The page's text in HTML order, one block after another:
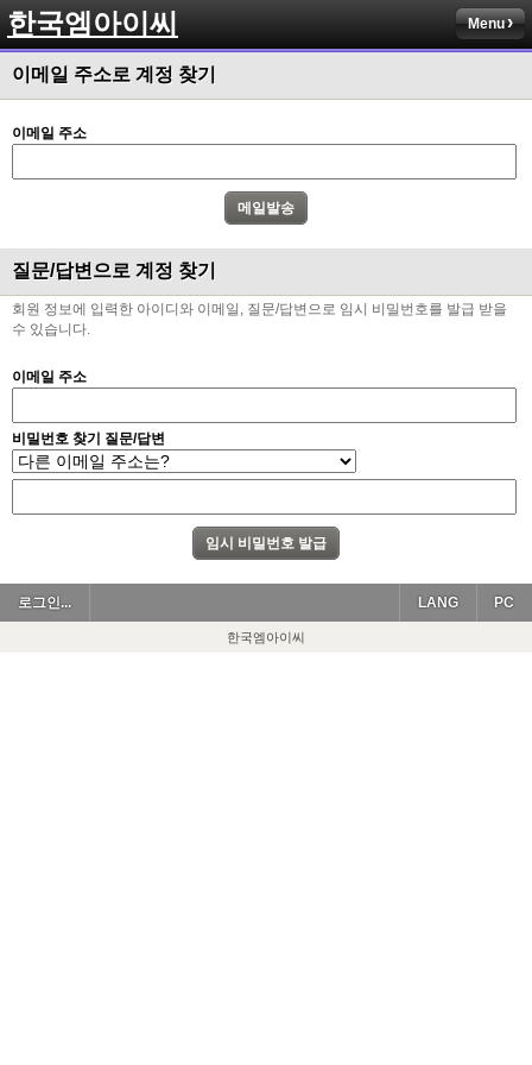
한국엠아이씨 Menu
이메일 주소로 계정 찾기
이메일 주소
질문/답변으로 계정 찾기
회원 정보에 입력한 아이디와 이메일, 질문/답변으로 임시 비밀번호를 발급 받을
수 있습니다.
이메일 주소
비밀번호 찾기 질문/답변
로그인... PC
LANG
한국엠아이씨